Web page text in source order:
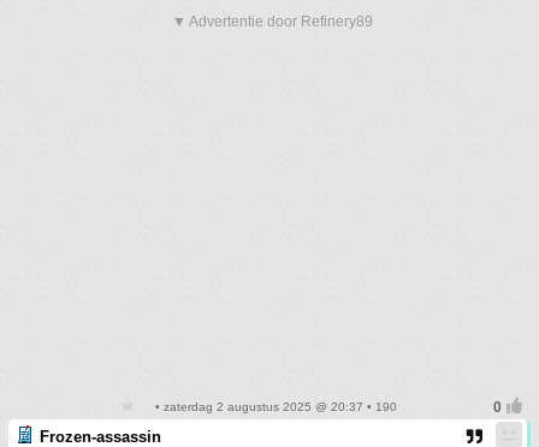
▼ Advertentie door Refinery89
• zaterdag 2 augustus 2025 @ 20:37 • 190
Frozen-assassin